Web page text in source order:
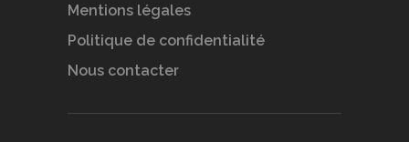
Mentions légales
Politique de confidentialité
Nous contacter